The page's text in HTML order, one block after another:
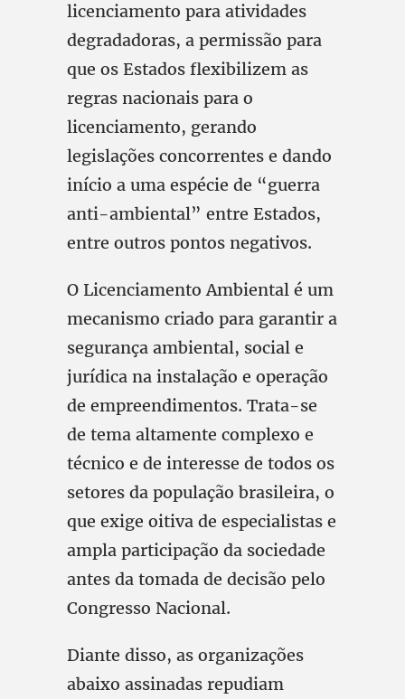
licenciamento para atividades
degradadoras, a permissão para
que os Estados flexibilizem as
regras nacionais para o
licenciamento, gerando
legislações concorrentes e dando
início a uma espécie de “guerra
anti-ambiental” entre Estados,
entre outros pontos negativos.
O Licenciamento Ambiental é um
mecanismo criado para garantir a
segurança ambiental, social e
jurídica na instalação e operação
de empreendimentos. Trata-se
de tema altamente complexo e
técnico e de interesse de todos os
setores da população brasileira, o
que exige oitiva de especialistas e
ampla participação da sociedade
antes da tomada de decisão pelo
Congresso Nacional.
Diante disso, as organizações
abaixo assinadas repudiam